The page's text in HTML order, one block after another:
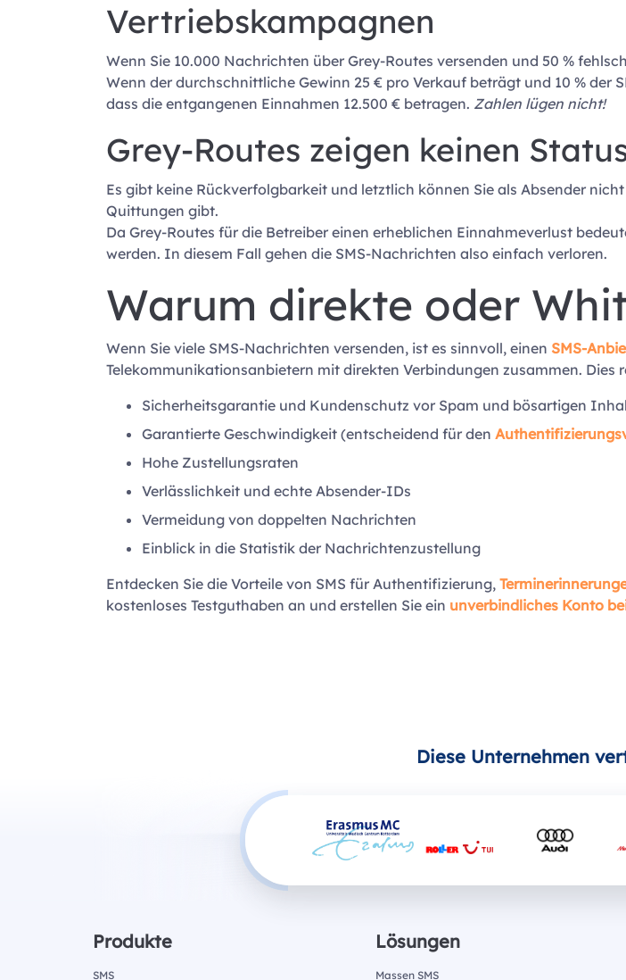
Vertriebskampagnen
Wenn Sie 10.000 Nachrichten über Grey-Routes versenden und 50 %
Wenn der durchschnittliche Gewinn 25 € pro Verkauf beträgt und 10 %
dass die entgangenen Einnahmen 12.500 € betragen. Zahlen lügen nicht!
Grey-Routes zeigen keinen
Es gibt keine Rückverfolgbarkeit und letztlich können Sie als Absender
Quittungen gibt.
Da Grey-Routes für die Betreiber einen erheblichen Einnahmeverlust
werden. In diesem Fall gehen die SMS-Nachrichten also einfach verloren.
Warum direkte oder
Wenn Sie viele SMS-Nachrichten versenden, ist es sinnvoll, einen SMS-
Telekommunikationsanbietern mit direkten Verbindungen zusammen. Dies
Sicherheitsgarantie und Kundenschutz vor Spam und bösartigen
Garantierte Geschwindigkeit (entscheidend für den
Hohe Zustellungsraten
Verlässlichkeit und echte Absender-IDs
Vermeidung von doppelten Nachrichten
Einblick in die Statistik der Nachrichtenzustellung
Entdecken Sie die Vorteile von SMS für Authentifizierung,
kostenloses Testguthaben an und erstellen Sie ein unverbindliches Konto
Diese Unternehmen
Produkte
SMS
Lösungen
Massen SMS